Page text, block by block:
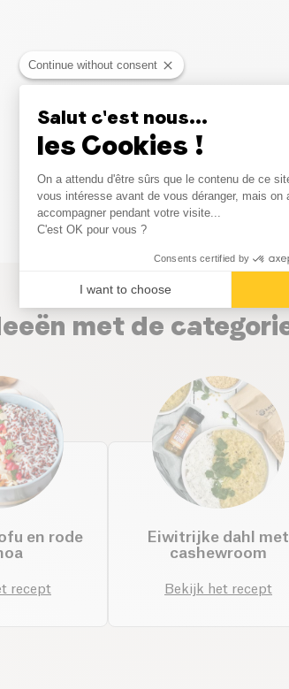
met de
en rode
recept
Eiwitrijke dahl met
cashewroom
Bekijk het recept
Continue without consent
Salut c'est nous...
les Cookies !
Consent
On a attendu d'être sûrs que le contenu de ce
vous intéresse avant de vous déranger, mais on
accompagner pendant votre visite...
C'est OK pour vous ?
Consents certified by
I want to choose
Axeptio consent